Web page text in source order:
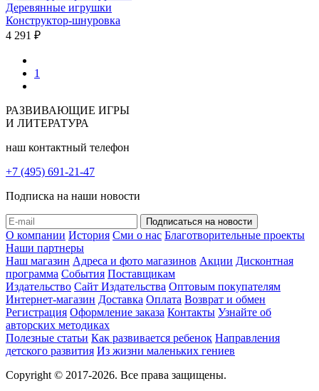
Деревянные игрушки
Конструктор-шнуровка
4 291 ₽
1
РАЗВИВАЮЩИЕ ИГРЫ
И ЛИТЕРАТУРА
наш контактный телефон
+7 (495) 691-21-47
Подписка на наши новости
О компании История Сми о нас Благотворительные проекты
Наши партнеры
Наш магазин Адреса и фото магазинов Акции Дисконтная
программа События Поставщикам
Издательство Сайт Издательства Оптовым покупателям
Интернет-магазин Доставка Оплата Возврат и обмен
Регистрация Оформление заказа Контакты Узнайте об
авторских методиках
Полезные статьи Как развивается ребенок Направления
детского развития Из жизни маленьких гениев
Copyright © 2017-2026. Все права защищены.